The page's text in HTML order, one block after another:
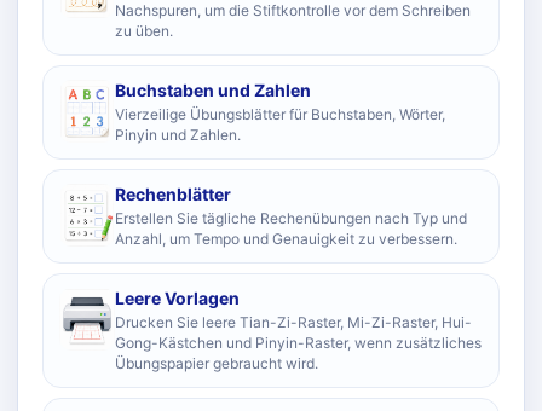
Nachspuren, um die Stiftkontrolle vor dem Schreiben
zu üben.
Buchstaben und Zahlen
Vierzeilige Übungsblätter für Buchstaben, Wörter,
Pinyin und Zahlen.
Rechenblätter
Erstellen Sie tägliche Rechenübungen nach Typ und
Anzahl, um Tempo und Genauigkeit zu verbessern.
Leere Vorlagen
Drucken Sie leere Tian-Zi-Raster, Mi-Zi-Raster, Hui-
Gong-Kästchen und Pinyin-Raster, wenn zusätzliches
Übungspapier gebraucht wird.